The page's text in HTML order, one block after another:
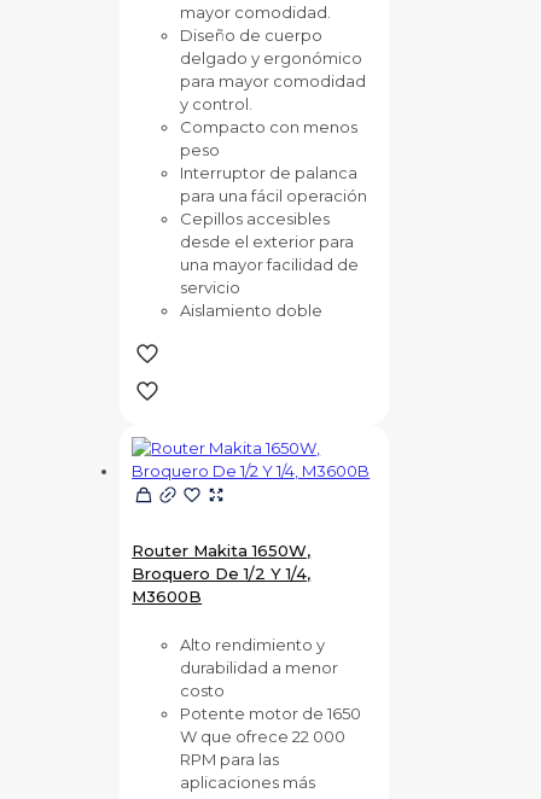
mayor comodidad.
Diseño de cuerpo
delgado y ergonómico
para mayor comodidad
y control.
Compacto con menos
peso
Interruptor de palanca
para una fácil operación
Cepillos accesibles
desde el exterior para
una mayor facilidad de
servicio
Aislamiento doble
Router Makita 1650W,
Broquero De 1/2 Y 1/4,
M3600B
Alto rendimiento y
durabilidad a menor
costo
Potente motor de 1650
W que ofrece 22 000
RPM para las
aplicaciones más